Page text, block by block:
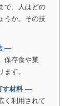
で、人はどの
うか。その技
―
保存食や菓
す。
す材料 ―
く利用されて